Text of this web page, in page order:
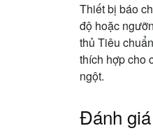
Thiết bị báo
độ hoặc
thủ Tiêu
thích hợp cho
ngột.
Đánh